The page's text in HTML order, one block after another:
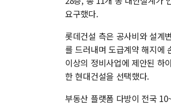
요구했다.
롯데건설 측은 공사비와 설계
를 드러내며 도급계약 해지에
이상의 정비사업에 제안된 하
한 현대건설을 선택했다.
부동산 플랫폼 다방이 전국